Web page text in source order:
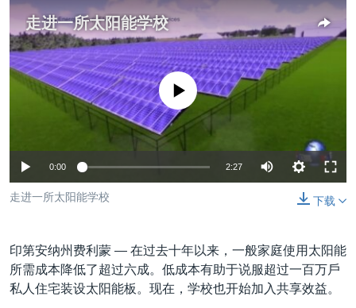
转
导
航
最新国际新闻
印太
中东
全球议题
分类新闻
经济·金融·贸易
人权·法律·宗教
科教·文娱·体健
环境
美中关系
热点专题
白宫要闻
美国建国250周年
美国之音专访
重要讲话与声明
台海两岸关系
VOA视频
中文广播
关注我们
走进一所太阳能学校
没有媒体可用资源
0:00 2:27
下载
走进一所太阳能学校
印第安纳州费利蒙 — 在过去十年以来，一般家庭使用太阳能
所需成本降低了超过六成。低成本有助于说服超过一百万戶
私人住宅装设太阳能板。现在，学校也开始加入共享效益。